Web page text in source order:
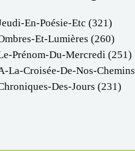
En-Poésie-Etc (321)
Et-Lumières (260)
Prénom-Du-Mercredi (251)
La-Croisée-De-Nos-Chemins
Des-Jours (231)